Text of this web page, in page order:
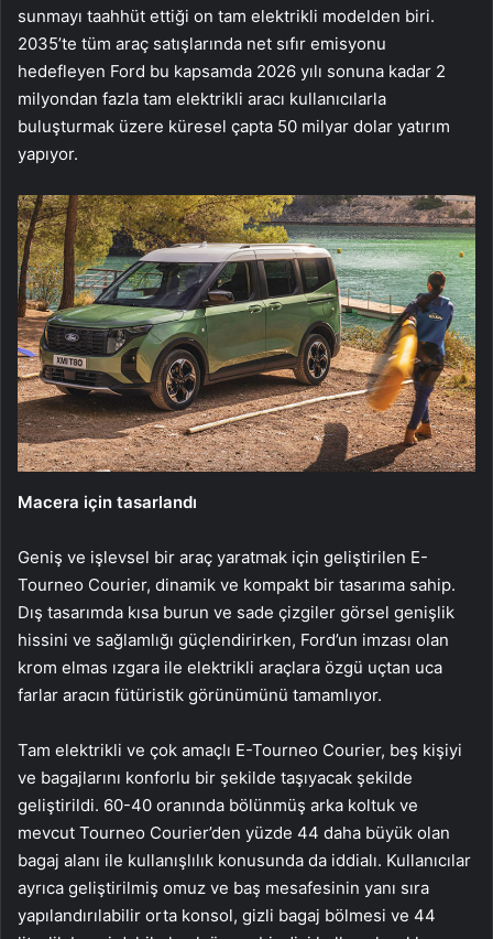
sunmayı taahhüt ettiği on tam elektrikli modelden biri.
2035’te tüm araç satışlarında net sıfır emisyonu
hedefleyen Ford bu kapsamda 2026 yılı sonuna kadar 2
milyondan fazla tam elektrikli aracı kullanıcılarla
buluşturmak üzere küresel çapta 50 milyar dolar yatırım
yapıyor.
Macera için tasarlandı
Geniş ve işlevsel bir araç yaratmak için geliştirilen E-
Tourneo Courier, dinamik ve kompakt bir tasarıma sahip.
Dış tasarımda kısa burun ve sade çizgiler görsel genişlik
hissini ve sağlamlığı güçlendirirken, Ford’un imzası olan
krom elmas ızgara ile elektrikli araçlara özgü uçtan uca
farlar aracın fütüristik görünümünü tamamlıyor.
Tam elektrikli ve çok amaçlı E-Tourneo Courier, beş kişiyi
ve bagajlarını konforlu bir şekilde taşıyacak şekilde
geliştirildi. 60-40 oranında bölünmüş arka koltuk ve
mevcut Tourneo Courier’den yüzde 44 daha büyük olan
bagaj alanı ile kullanışlılık konusunda da iddialı. Kullanıcılar
ayrıca geliştirilmiş omuz ve baş mesafesinin yanı sıra
yapılandırılabilir orta konsol, gizli bagaj bölmesi ve 44